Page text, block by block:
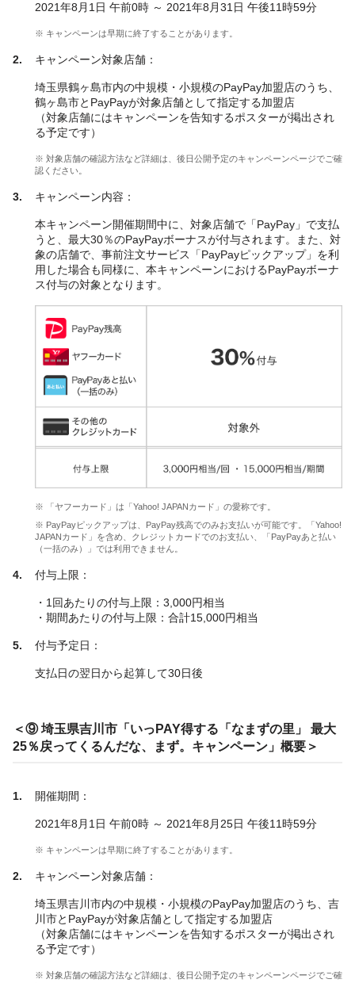
2021年8月1日 午前0時 ～ 2021年8月31日 午後11時59分
※ キャンペーンは早期に終了することがあります。
キャンペーン対象店舗：
埼玉県鶴ヶ島市内の中規模・小規模のPayPay加盟店のうち、
鶴ヶ島市とPayPayが対象店舗として指定する加盟店
（対象店舗にはキャンペーンを告知するポスターが掲出され
る予定です）
※ 対象店舗の確認方法など詳細は、後日公開予定のキャンペーンページでご確
認ください。
キャンペーン内容：
本キャンペーン開催期間中に、対象店舗で「PayPay」で支払
うと、最大30％のPayPayボーナスが付与されます。また、対
象の店舗で、事前注文サービス「PayPayピックアップ」を利
用した場合も同様に、本キャンペーンにおけるPayPayボーナ
ス付与の対象となります。
※ 「ヤフーカード」は「Yahoo! JAPANカード」の愛称です。
※ PayPayピックアップは、PayPay残高でのみお支払いが可能です。「Yahoo!
JAPANカード」を含め、クレジットカードでのお支払い、「PayPayあと払い
（一括のみ）」では利用できません。
付与上限：
・1回あたりの付与上限：3,000円相当
・期間あたりの付与上限：合計15,000円相当
付与予定日：
支払日の翌日から起算して30日後
＜⑨ 埼玉県吉川市「いっPAY得する「なまずの里」 最大
25％戻ってくるんだな、まず。キャンペーン」概要＞
開催期間：
2021年8月1日 午前0時 ～ 2021年8月25日 午後11時59分
※ キャンペーンは早期に終了することがあります。
キャンペーン対象店舗：
埼玉県吉川市内の中規模・小規模のPayPay加盟店のうち、吉
川市とPayPayが対象店舗として指定する加盟店
（対象店舗にはキャンペーンを告知するポスターが掲出され
る予定です）
※ 対象店舗の確認方法など詳細は、後日公開予定のキャンペーンページでご確